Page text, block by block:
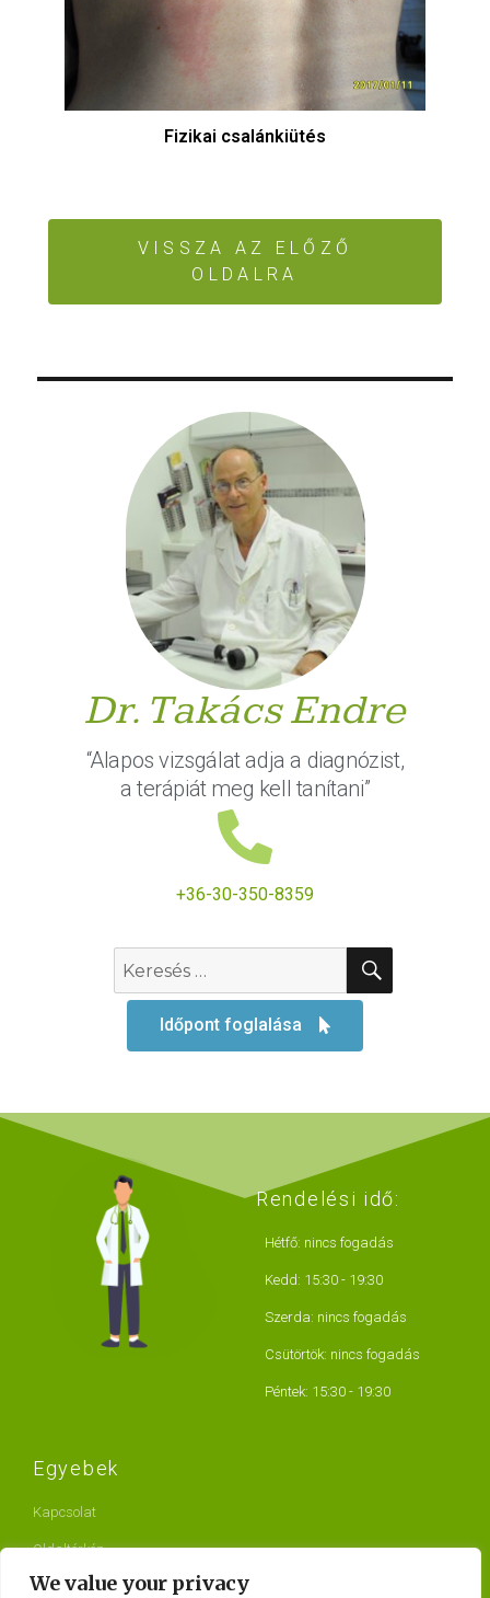
We value your privacy
Fizikai csalánkiütés
VISSZA AZ ELŐZŐ
OLDALRA
Dr. Takács Endre
“Alapos vizsgálat adja a diagnózist,
a terápiát meg kell tanítani”
+36-30-350-8359
Időpont foglalása
Rendelési idő:
Hétfő: nincs fogadás
Kedd: 15:30 - 19:30
Szerda: nincs fogadás
Csütörtök: nincs fogadás
Péntek: 15:30 - 19:30
Egyebek
Kapcsolat
Oldaltérkép
Egészségpénztárak